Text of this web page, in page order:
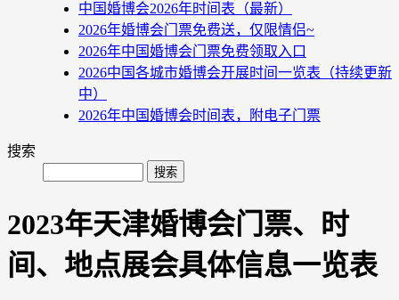
中国婚博会2026年时间表（最新）
2026年婚博会门票免费送，仅限情侣~
2026年中国婚博会门票免费领取入口
2026中国各城市婚博会开展时间一览表（持续更新
中）
2026年中国婚博会时间表，附电子门票
搜索
2023年天津婚博会门票、时
间、地点展会具体信息一览表